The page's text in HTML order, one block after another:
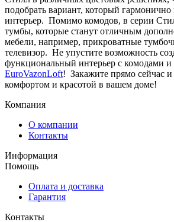
подобрать вариант, который
интерьер. Помимо комодов, в серии
тумбы, которые станут отличным
мебели, например, прикроватные
телевизор. Не упустите возможность
функциональный интерьер с комодами
EuroVazonLoft! Закажите прямо сейчас и
комфортом и красотой в вашем доме!
Компания
О компании
Контакты
Информация
Помощь
Оплата и доставка
Гарантия
Контакты